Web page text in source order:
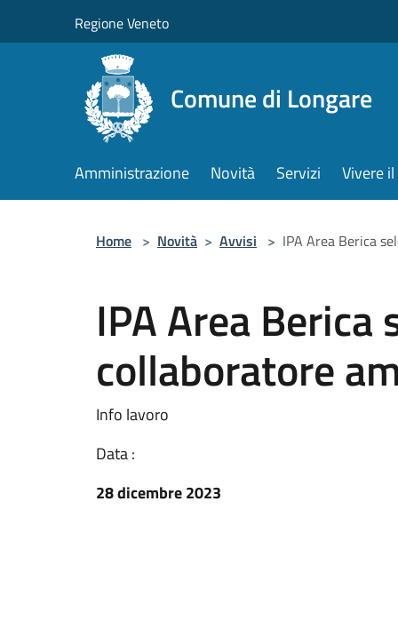
Regione Veneto
Comune di Longare
Amministrazione Novità Servizi Vivere
Home > Novità > Avvisi > IPA Area Berica
IPA Area Berica
collaboratore
Info lavoro
Data :
28 dicembre 2023